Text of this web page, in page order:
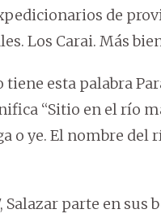
de
Los Carai. Más
tiene esta palabra
“Sitio en el río
o ye. El nombre
Salazar parte en